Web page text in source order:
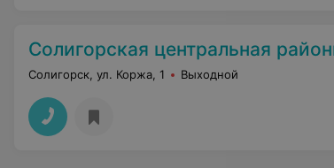
Солигорская центральная
Солигорск, ул. Коржа, 1 Выходной